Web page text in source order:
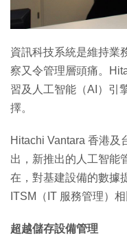
資訊科技系統是維持業
察又令管理層頭痛。
習及人工智能（AI）引
擇。
Hitachi Vantara 香港及
出，新推出的人工智能
在，對基建設備的數據
ITSM（IT 服務管理）
超越儲存設備管理